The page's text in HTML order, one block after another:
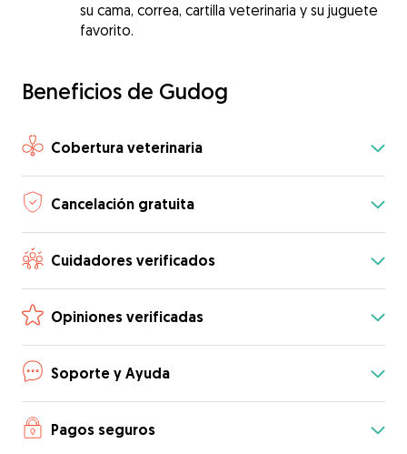
su cama, correa, cartilla veterinaria y su juguete
favorito.
Beneficios de Gudog
Cobertura veterinaria
Cancelación gratuita
Cuidadores verificados
Opiniones verificadas
Soporte y Ayuda
Pagos seguros